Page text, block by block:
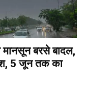
बरसे बादल,
5 जून तक का